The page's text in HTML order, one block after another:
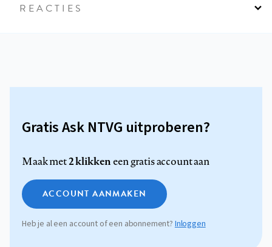
REACTIES
Gratis Ask NTVG uitproberen?
Maak met2 klikkeneen gratis account aan
ACCOUNT AANMAKEN
Heb je al een account of een abonnement?Inloggen